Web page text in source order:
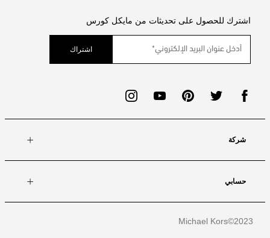
اشترك للحصول على تحديثات من مايكل كورس
اشتراك
شركة
حسابي
Michael Kors